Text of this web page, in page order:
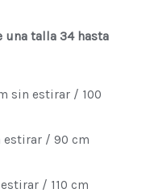
una talla 34 hasta
sin estirar / 100
/ 90 cm
/ 110 cm